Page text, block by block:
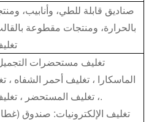
صناديق قابلة للطي، وأنابيب،
بالحرارة، ومنتجات مقطوعة
الماسكارا ، تغليف أحمر الشفاه ،
، تغليف المستحضر ، تغليف الهدايا إلخ.